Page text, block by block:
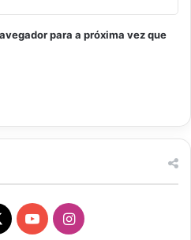
para a próxima vez que
X YouTubeInstagram